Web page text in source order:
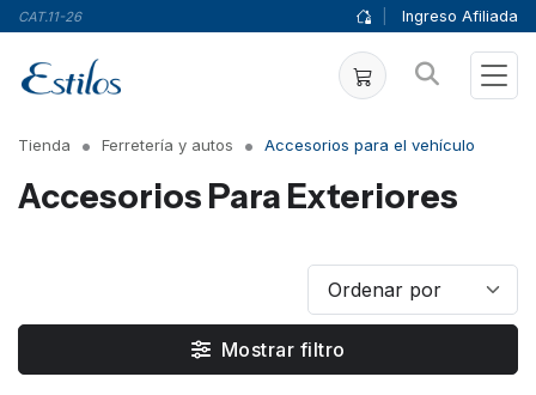
CAT.11-26 Ingreso Afiliada
Tienda Ferretería y autos Accesorios para el vehículo
Accesorios Para Exteriores
Mostrar filtro